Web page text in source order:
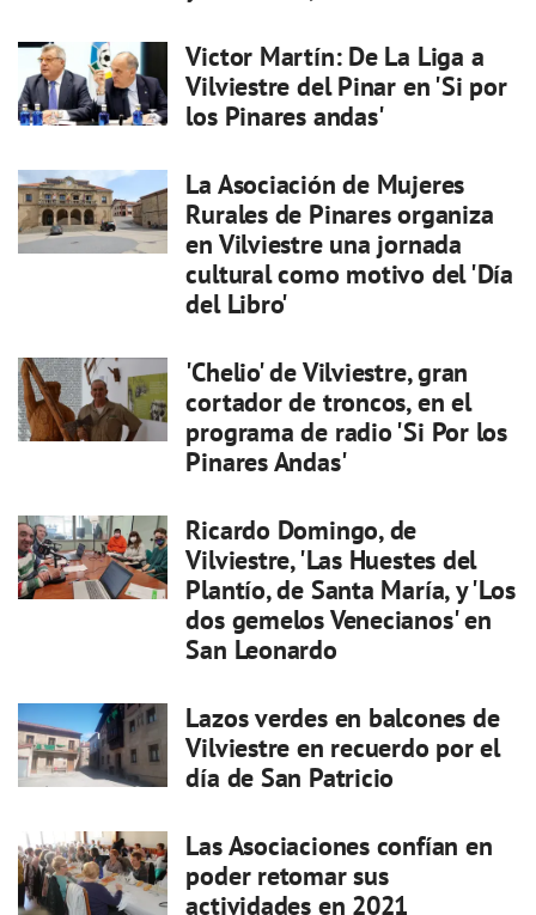
Victor Martín: De La Liga a
Vilviestre del Pinar en 'Si por
los Pinares andas'
La Asociación de Mujeres
Rurales de Pinares organiza
en Vilviestre una jornada
cultural como motivo del 'Día
del Libro'
'Chelio' de Vilviestre, gran
cortador de troncos, en el
programa de radio 'Si Por los
Pinares Andas'
Ricardo Domingo, de
Vilviestre, 'Las Huestes del
Plantío, de Santa María, y 'Los
dos gemelos Venecianos' en
San Leonardo
Lazos verdes en balcones de
Vilviestre en recuerdo por el
día de San Patricio
Las Asociaciones confían en
poder retomar sus
actividades en 2021